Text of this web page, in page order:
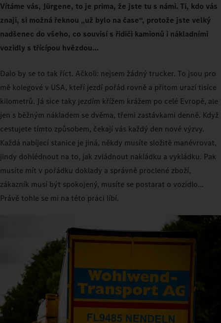
Vítáme vás, Jürgene, to je prima, že jste tu s námi. Ti, kdo vás
znaji, si možná řeknou „už bylo na čase“, protože jste velký
nadšenec do všeho, co souvisí s řidiči kamionů i nákladními
vozidly s třícípou hvězdou…
Dalo by se to tak říct. Ačkoli: nejsem žádný trucker. To jsou pro
mě kolegové v USA, kteří jezdí pořád rovně a přitom urazí tisíce
kilometrů. Já sice taky jezdím křížem krážem po celé Evropě, ale
jen s běžným nákladem se dvěma, třemi zastávkami denně. Když
cestujete tímto způsobem, čekají vás každý den nové výzvy.
Každá nabíjecí stanice je jiná, někdy musíte složitě manévrovat,
jindy dohlédnout na to, jak zvládnout nakládku a vykládku. Pak
musíte mít v pořádku doklady a správně proclené zboží,
zákazník musí být spokojený, musíte se postarat o vozidlo...
Právě tohle se mi na této práci líbí.